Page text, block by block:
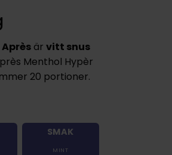
Après är vitt snus
Menthol Hypèr
20 portioner.
SMAK
MINT